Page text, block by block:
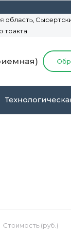
область,
тракта
Стоимость (руб.)